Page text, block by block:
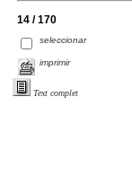
14 / 170
seleccionar
imprimir
Text complet